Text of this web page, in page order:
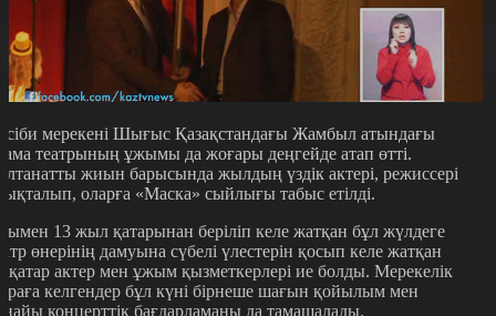
мерекені Шығыс Қазақстандағы Жамбыл атындағы
театрының ұжымы да жоғары деңгейде атап өтті.
жиын барысында жылдың үздік актері, режиссері
оларға «Маска» сыйлығы табыс етілді.
13 жыл қатарынан беріліп келе жатқан бұл жүлдеге
өнерінің дамуына сүбелі үлестерін қосып келе жатқан
актер мен ұжым қызметкерлері ие болды. Мерекелік
келгендер бұл күні бірнеше шағын қойылым мен
концерттік бағдарламаны да тамашалады.